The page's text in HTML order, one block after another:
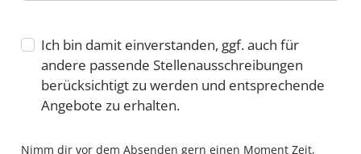
Ich bin damit einverstanden, ggf. auch für
andere passende Stellenausschreibungen
berücksichtigt zu werden und entsprechende
Angebote zu erhalten.
Nimm dir vor dem Absenden gern einen Moment Zeit,